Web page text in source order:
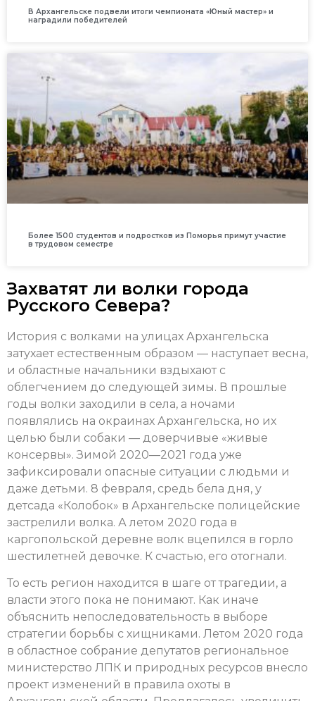
В Архангельске подвели итоги чемпионата «Юный мастер» и
наградили победителей
Более 1500 студентов и подростков из Поморья примут участие
в трудовом семестре
Захватят ли волки города
Русского Севера?
История с волками на улицах Архангельска
затухает естественным образом — наступает весна,
и областные начальники вздыхают с
облегчением до следующей зимы. В прошлые
годы волки заходили в села, а ночами
появлялись на окраинах Архангельска, но их
целью были собаки — доверчивые «живые
консервы». Зимой 2020—2021 года уже
зафиксировали опасные ситуации с людьми и
даже детьми. 8 февраля, средь бела дня, у
детсада «Колобок» в Архангельске полицейские
застрелили волка. А летом 2020 года в
каргопольской деревне волк вцепился в горло
шестилетней девочке. К счастью, его отогнали.
То есть регион находится в шаге от трагедии, а
власти этого пока не понимают. Как иначе
объяснить непоследовательность в выборе
стратегии борьбы с хищниками. Летом 2020 года
в областное собрание депутатов региональное
министерство ЛПК и природных ресурсов внесло
проект изменений в правила охоты в